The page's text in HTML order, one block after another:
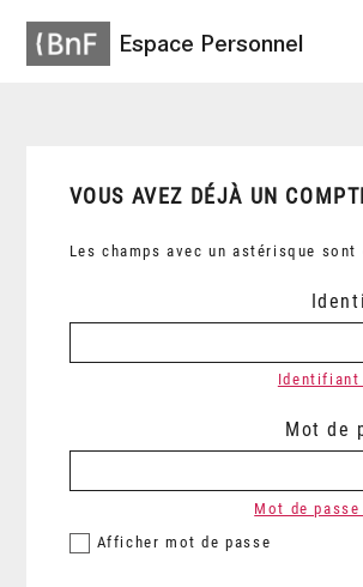
Espace Personnel
VOUS AVEZ DÉJÀ UN
Les champs avec un astérisque
Identifiant
Mot de
Afficher mot de passe
Mot de